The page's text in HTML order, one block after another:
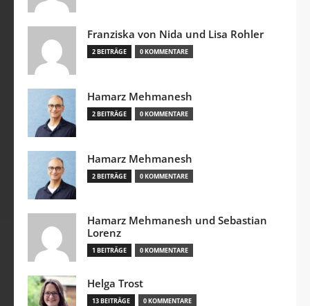
Franziska von Nida und Lisa Rohler
2 BEITRÄGE 0 KOMMENTARE
Hamarz Mehmanesh
2 BEITRÄGE 0 KOMMENTARE
Hamarz Mehmanesh
2 BEITRÄGE 0 KOMMENTARE
Hamarz Mehmanesh und Sebastian
Lorenz
1 BEITRÄGE 0 KOMMENTARE
Helga Trost
13 BEITRÄGE 0 KOMMENTARE